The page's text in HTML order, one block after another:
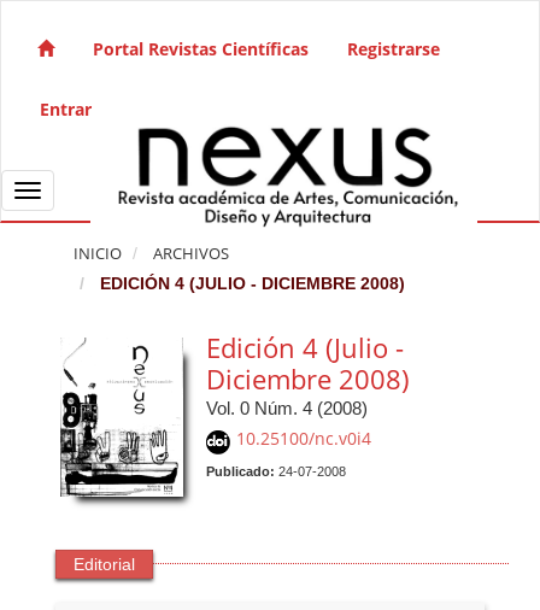
Navegación principal
Barra lateral
Portal Revistas Científicas Registrarse
Entrar
Toggle navigation
INICIO ARCHIVOS
EDICIÓN 4 (JULIO - DICIEMBRE 2008)
Edición 4 (Julio -
Diciembre 2008)
Vol. 0 Núm. 4 (2008)
10.25100/nc.v0i4
Publicado:24-07-2008
Editorial